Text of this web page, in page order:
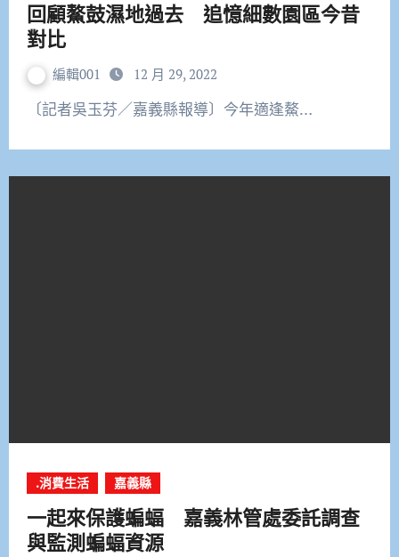
回顧鰲鼓濕地過去 追憶細數園區今昔
對比
編輯001 12 月 29, 2022
〔記者吳玉芬／嘉義縣報導〕今年適逢鰲…
.消費生活 嘉義縣
一起來保護蝙蝠 嘉義林管處委託調查
與監測蝙蝠資源